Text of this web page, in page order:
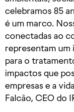
celebramos 85
é um marco.
conectadas ao
representam
para o
impactos que
empresas e a
Falcão, CEO do